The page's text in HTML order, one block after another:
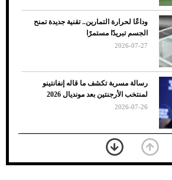
لون البنطلون المناسب للقميص
وداعًا لحرارة التمارين.. تقنية جديدة تمنح
الجسم تبريدًا مستمرًا
2026-07-27
رسالة مسربة تكشف ما قاله إنفانتينو
لمنتخب الأرجنتين بعد مونديال 2026
2026-07-26
«الجوازات» تكشف طريقة استخراج رقم
الحدود للزائر عبر أبشر